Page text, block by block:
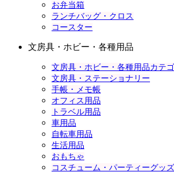
お弁当箱
ランチバッグ・クロス
コースター
文房具・ホビー・各種用品
文房具・ホビー・各種用品カテ
文房具・ステーショナリー
手帳・メモ帳
オフィス用品
トラベル用品
車用品
自転車用品
生活用品
おもちゃ
コスチューム・パーティーグッズ